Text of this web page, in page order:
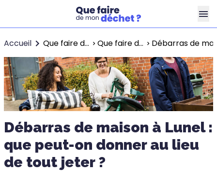
Accueil Que faire de mon déchet ? Que faire de mon déchet à Lunel ? Débarras de
Débarras de maison à Lunel :
que peut-on donner au lieu
de tout jeter ?